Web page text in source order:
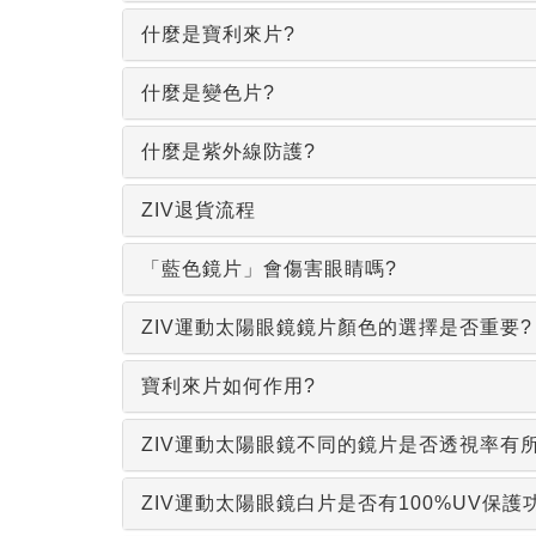
什麼是寶利來片?
什麼是變色片?
什麼是紫外線防護?
ZIV退貨流程
「藍色鏡片」會傷害眼睛嗎?
ZIV運動太陽眼鏡鏡片顏色的選擇是否重要?
寶利來片如何作用?
ZIV運動太陽眼鏡不同的鏡片是否透視率有
ZIV運動太陽眼鏡白片是否有100%UV保護